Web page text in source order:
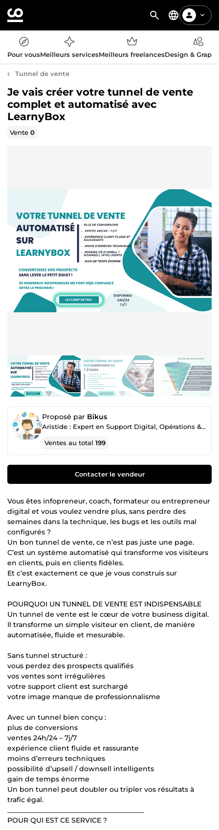
Pour vousMeilleurs servicesMeilleurs freelancesDesign &
Tunnel de vente
Je vais créer votre tunnel de vente
complet et automatisé avec
LearnyBox
Vente0
Proposé par Bikus
Aristide : Expert en Support Digital, Opérations & Publication
Ventes au total199
Contacter le vendeur
Vous êtes infopreneur, coach, formateur ou entrepreneur
digital et vous voulez vendre plus, sans perdre des
semaines dans la technique, les bugs et les outils mal
configurés ?
Un bon tunnel de vente, ce n’est pas juste une page.
C’est un système automatisé qui transforme vos visiteurs
en clients, puis en clients fidèles.
Et c’est exactement ce que je vous construis sur
LearnyBox.
POURQUOI UN TUNNEL DE VENTE EST INDISPENSABLE
Un tunnel de vente est le cœur de votre business digital.
Il transforme un simple visiteur en client, de manière
automatisée, fluide et mesurable.
Sans tunnel structuré :
vous perdez des prospects qualifiés
vos ventes sont irrégulières
votre support client est surchargé
votre image manque de professionnalisme
Avec un tunnel bien conçu :
plus de conversions
ventes 24h/24 – 7j/7
expérience client fluide et rassurante
moins d’erreurs techniques
possibilité d’upsell / downsell intelligents
gain de temps énorme
Un bon tunnel peut doubler ou tripler vos résultats à
trafic égal.
POUR QUI EST CE SERVICE ?